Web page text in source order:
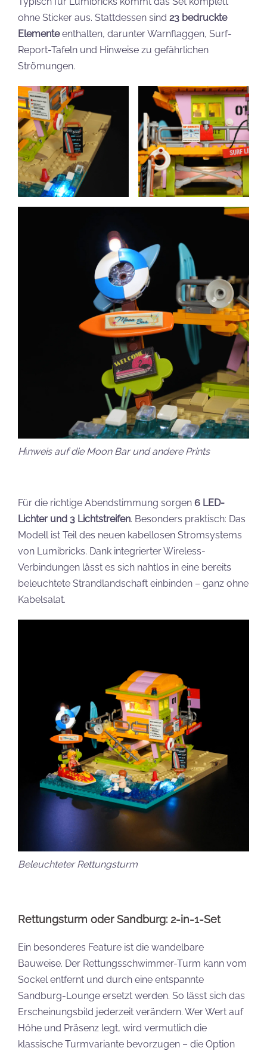
ohne Sticker aus. Stattdessen sind 23 bedruckte
Elementeenthalten, darunter Warnflaggen, Surf-
Report-Tafeln und Hinweise zu gefährlichen
Strömungen.
Hinweis auf die Moon Bar und andere Prints
Für die richtige Abendstimmung sorgen 6 LED-
Lichter und 3 Lichtstreifen. Besonders praktisch: Das
Modell ist Teil des neuen kabellosen Stromsystems
von Lumibricks. Dank integrierter Wireless-
Verbindungen lässt es sich nahtlos in eine bereits
beleuchtete Strandlandschaft einbinden – ganz ohne
Kabelsalat.
Beleuchteter Rettungsturm
Rettungsturm oder Sandburg: 2-in-1-Set
Ein besonderes Feature ist die wandelbare
Bauweise. Der Rettungsschwimmer-Turm kann vom
Sockel entfernt und durch eine entspannte
Sandburg-Lounge ersetzt werden. So lässt sich das
Erscheinungsbild jederzeit verändern. Wer Wert auf
Höhe und Präsenz legt, wird vermutlich die
klassische Turmvariante bevorzugen – die Option